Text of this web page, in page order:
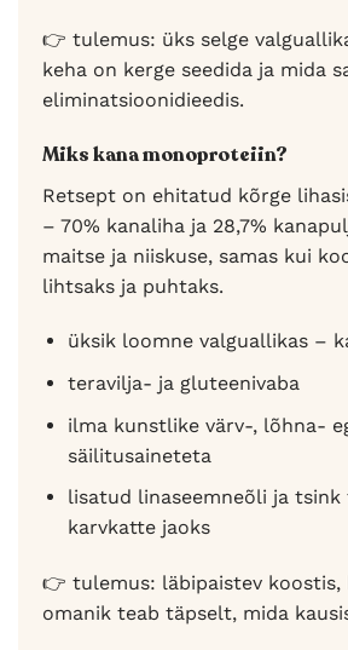
👉 tulemus: üks selge
keha on kerge seedida ja mida
eliminatsioonidieedis.
Miks kana monoproteiin?
Retsept on ehitatud kõrge
– 70% kanaliha ja 28,7%
maitse ja niiskuse, samas kui
lihtsaks ja puhtaks.
üksik loomne valguallikas –
teravilja- ja gluteenivaba
ilma kunstlike värv-, lõhna-
säilitusaineteta
lisatud linaseemneõli ja tsink
karvkatte jaoks
👉 tulemus: läbipaistev koostis,
omanik teab täpselt, mida